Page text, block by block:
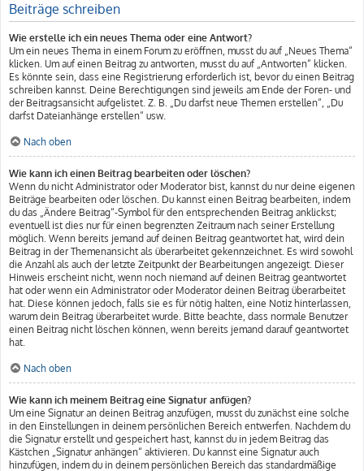
Beiträge schreiben
Wie erstelle ich ein neues Thema oder eine Antwort?
Um ein neues Thema in einem Forum zu eröffnen, musst du auf „Neues Thema“
klicken. Um auf einen Beitrag zu antworten, musst du auf „Antworten“ klicken.
Es könnte sein, dass eine Registrierung erforderlich ist, bevor du einen Beitrag
schreiben kannst. Deine Berechtigungen sind jeweils am Ende der Foren- und
der Beitragsansicht aufgelistet. Z. B. „Du darfst neue Themen erstellen“, „Du
darfst Dateianhänge erstellen“ usw.
Nach oben
Wie kann ich einen Beitrag bearbeiten oder löschen?
Wenn du nicht Administrator oder Moderator bist, kannst du nur deine eigenen
Beiträge bearbeiten oder löschen. Du kannst einen Beitrag bearbeiten, indem
du das „Ändere Beitrag“-Symbol für den entsprechenden Beitrag anklickst;
eventuell ist dies nur für einen begrenzten Zeitraum nach seiner Erstellung
möglich. Wenn bereits jemand auf deinen Beitrag geantwortet hat, wird dein
Beitrag in der Themenansicht als überarbeitet gekennzeichnet. Es wird sowohl
die Anzahl als auch der letzte Zeitpunkt der Bearbeitungen angezeigt. Dieser
Hinweis erscheint nicht, wenn noch niemand auf deinen Beitrag geantwortet
hat oder wenn ein Administrator oder Moderator deinen Beitrag überarbeitet
hat. Diese können jedoch, falls sie es für nötig halten, eine Notiz hinterlassen,
warum dein Beitrag überarbeitet wurde. Bitte beachte, dass normale Benutzer
einen Beitrag nicht löschen können, wenn bereits jemand darauf geantwortet
hat.
Nach oben
Wie kann ich meinem Beitrag eine Signatur anfügen?
Um eine Signatur an deinen Beitrag anzufügen, musst du zunächst eine solche
in den Einstellungen in deinem persönlichen Bereich entwerfen. Nachdem du
die Signatur erstellt und gespeichert hast, kannst du in jedem Beitrag das
Kästchen „Signatur anhängen“ aktivieren. Du kannst eine Signatur auch
hinzufügen, indem du in deinem persönlichen Bereich das standardmäßige